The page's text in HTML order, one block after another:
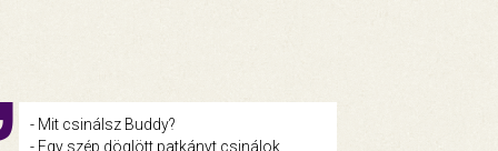
- Mit csinálsz Buddy?
- Egy szép döglött patkányt csinálok.